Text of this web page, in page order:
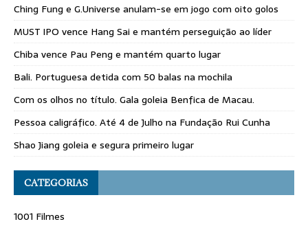
Ching Fung e G.Universe anulam-se em jogo com oito golos
MUST IPO vence Hang Sai e mantém perseguição ao líder
Chiba vence Pau Peng e mantém quarto lugar
Bali. Portuguesa detida com 50 balas na mochila
Com os olhos no título. Gala goleia Benfica de Macau.
Pessoa caligráfico. Até 4 de Julho na Fundação Rui Cunha
Shao Jiang goleia e segura primeiro lugar
CATEGORIAS
1001 Filmes